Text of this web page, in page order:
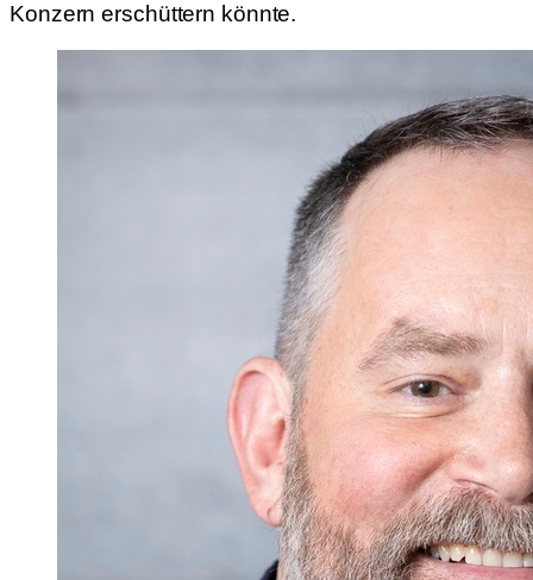
Konzern erschüttern könnte.